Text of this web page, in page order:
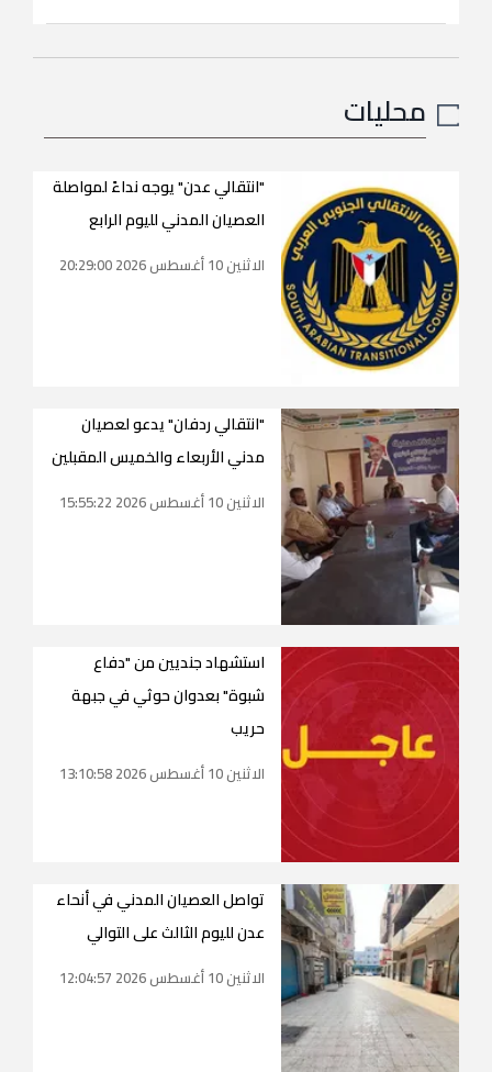
محليات
"انتقالي عدن" يوجه نداءً لمواصلة
العصيان المدني لليوم الرابع
الاثنين 10 أغسطس 2026 20:29:00
"انتقالي ردفان" يدعو لعصيان
مدني الأربعاء والخميس المقبلين
الاثنين 10 أغسطس 2026 15:55:22
استشهاد جنديين من "دفاع
شبوة" بعدوان حوثي في جبهة
حريب
الاثنين 10 أغسطس 2026 13:10:58
تواصل العصيان المدني في أنحاء
عدن لليوم الثالث على التوالي
الاثنين 10 أغسطس 2026 12:04:57